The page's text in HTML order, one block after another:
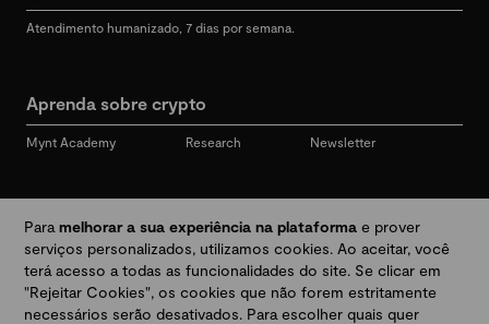
Aprenda sobre crypto
Mynt Academy Research Newsletter
Atendimento humanizado, 7 dias por semana.
Redes sociais
Desbloqueie seu mundo crypto
Paramelhorar a sua experiência na plataforma e prover
serviços personalizados, utilizamos cookies. Ao aceitar, você
terá acesso a todas as funcionalidades do site. Se clicar em
"Rejeitar Cookies", os cookies que não forem estritamente
necessários serão desativados. Para escolher quais quer